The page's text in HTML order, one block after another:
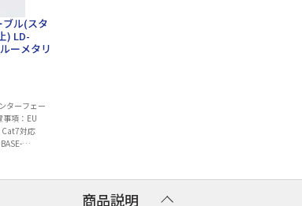
ブル(スタ
) LD-
ーメタリ
ターフェー
事項：EU
Cat7対応
商品説明